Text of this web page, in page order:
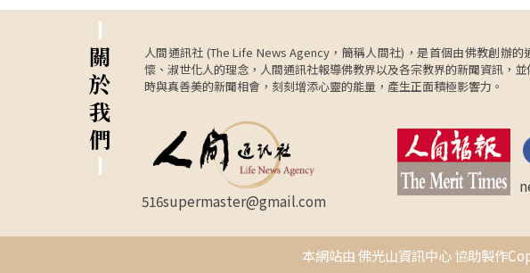
重要的人事物。 吳曉宣透過陪伴孩子探
會表達其實
病患身上學
命中的彎路，
達的是：人
對。每一次
始，看似微
人生答案。
分泌多巴胺，產生正向情緒並增強免疫力。也分享
互動能產生「催乳素」(Oxytocin），增加彼此的
信任感。勉勵大眾透過日常「小善」累積善緣，因
為幫助他人最終會回報到自己身上。 洪蘭提到，良
好的溝通是和諧的基石，溝通應包含「65%的聆
聽」與「20%的說話」，以「燈塔與軍艦」為例，
提醒溝通不應固執己見，在堅持原則的同時應保有
彈性，從對方的經驗出發、學會換位思考。 最後勉
勵大眾，透過教育改變心態，看人之長、幫人難
處。當每個人都能心存感恩，就能在紛擾的世界中
房」羅麗蓓
力」。 在資訊多樣碎片化、網路言論激進的時代，
詹慶齡認
心」，能有
預言》，從
爾文學獎得
灣漫遊錄》
階級議題，
《名人書房
慧。他指出
生書籍，例
關
於
我
們
人間通訊社 (The Life News Agency，簡稱人間社)，是首個由佛教創辦
懷、淑世化人的理念，人間通訊社報導佛教界以及各宗教界的新聞資訊，
時與真善美的新聞相會，刻刻增添心靈的能量，產生正面積極影響力。
516supermaster@gmail.com
本網站由 佛光山資訊中心 協助製作